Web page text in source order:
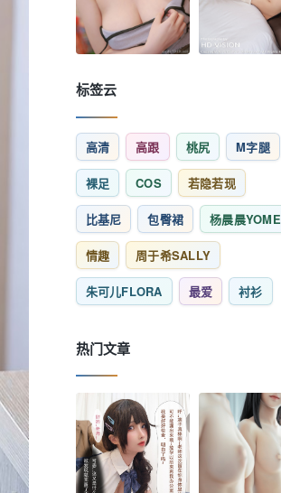
标签云
高清 高跟 桃尻 M字腿
裸足 COS 若隐若现
比基尼 包臀裙 杨晨晨YOME
情趣 周于希SALLY
朱可儿FLORA 最爱 衬衫
热门文章